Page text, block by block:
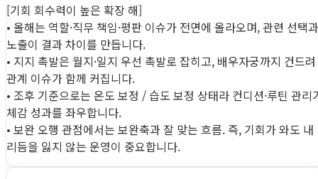
[기회 회수력이 높은 확장 해]
• 올해는 역할·직무 책임·평판 이슈가 전면에 올라오며, 관련 선택과
노출이 결과 차이를 만듭니다.
• 지지 촉발은 월지·일지 우선 촉발로 잡히고, 배우자궁까지 건드려
관계 이슈가 함께 커집니다.
• 조후 기준으로는 온도 보정 / 습도 보정 상태라 컨디션·루틴 관리
체감 성과를 좌우합니다.
• 보완 오행 관점에서는 보완축과 잘 맞는 흐름. 즉, 기회가 와도 내
리듬을 잃지 않는 운영이 중요합니다.